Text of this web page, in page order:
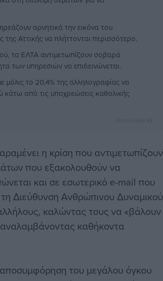
αρνητικά την εικόνα του
της Αττικής να πλήττονται περισσότερο.
τα ΕΛΤΑ αντιμετωπίζουν σοβαρά
των υπηρεσιών να επιδεινώνεται.
μόλις το 20,4% της αλληλογραφίας να
κάτω από τις υποχρεώσεις καθολικής
η κρίση που αντιμετωπίζουν
που εξακολουθούν να
και σε εσωτερικό e-mail που
Διεύθυνση Ανθρώπινου Δυναμικού
καλώντας τους να «βάλουν
καθήκοντα
του μεγάλου όγκου